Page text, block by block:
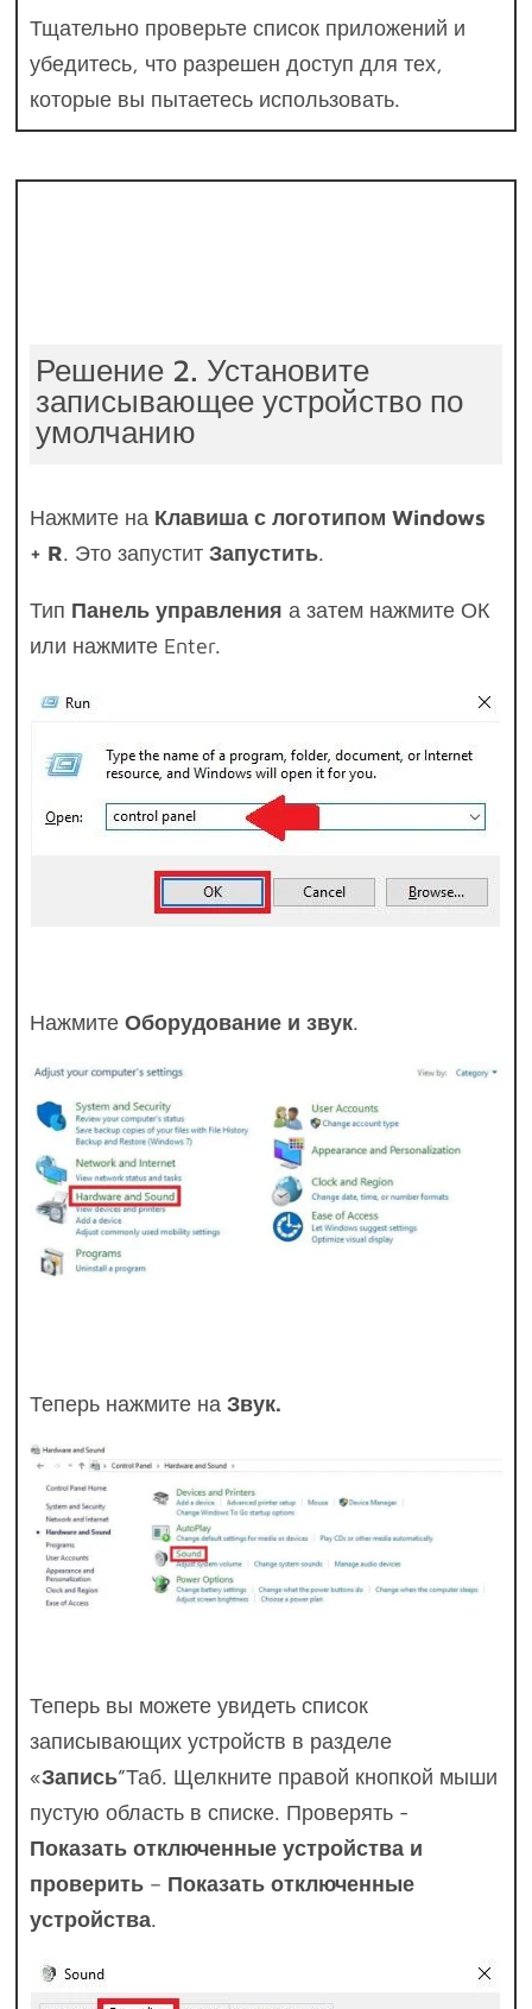
Тщательно проверьте список приложений и
убедитесь, что разрешен доступ для тех,
которые вы пытаетесь использовать.
Решение 2. Установите
записывающее устройство по
умолчанию
Нажмите на Клавиша с логотипом Windows
+ R. Это запуститЗапустить.
Тип Панель управления а затем нажмите ОК
или нажмите Enter.
НажмитеОборудование и звук.
Теперь нажмите наЗвук.
Теперь вы можете увидеть список
записывающих устройств в разделе
«Запись”Таб. Щелкните правой кнопкой мыши
пустую область в списке. Проверять -
Показать отключенные устройства и
проверить – Показать отключенные
устройства.